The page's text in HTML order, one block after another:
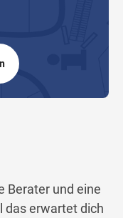
Berater und eine
das erwartet dich